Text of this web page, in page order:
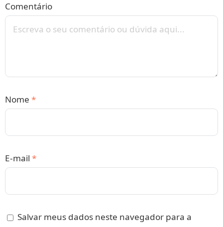
Comentário
Nome *
E-mail *
Salvar meus dados neste navegador para a